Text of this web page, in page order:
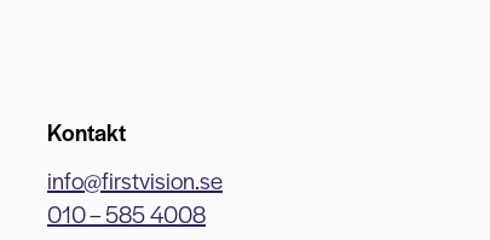
Kontakt
info@firstvision.se
010 – 585 4008